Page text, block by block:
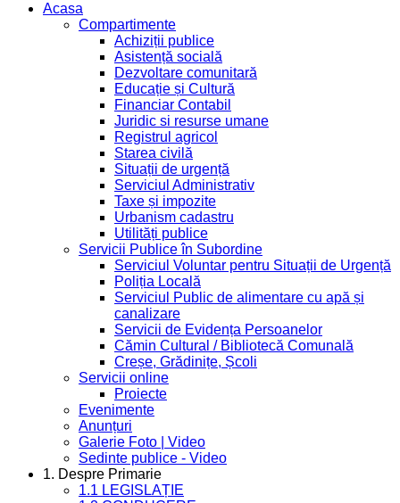
Acasa
Compartimente
Achiziții publice
Asistență socială
Dezvoltare comunitară
Educație și Cultură
Financiar Contabil
Juridic si resurse umane
Registrul agricol
Starea civilă
Situații de urgență
Serviciul Administrativ
Taxe și impozite
Urbanism cadastru
Utilități publice
Servicii Publice în Subordine
Serviciul Voluntar pentru Situații de Urgență
Poliția Locală
Serviciul Public de alimentare cu apă și
canalizare
Servicii de Evidența Persoanelor
Cămin Cultural / Bibliotecă Comunală
Creșe, Grădinițe, Școli
Servicii online
Proiecte
Evenimente
Anunțuri
Galerie Foto | Video
Sedinte publice - Video
1. Despre Primarie
1.1 LEGISLAȚIE